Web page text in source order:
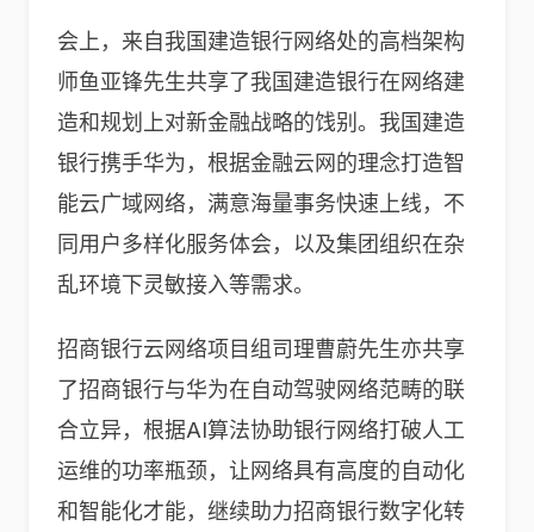
会上，来自我国建造银行网络处的高档架构
师鱼亚锋先生共享了我国建造银行在网络建
造和规划上对新金融战略的饯别。我国建造
银行携手华为，根据金融云网的理念打造智
能云广域网络，满意海量事务快速上线，不
同用户多样化服务体会，以及集团组织在杂
乱环境下灵敏接入等需求。
招商银行云网络项目组司理曹蔚先生亦共享
了招商银行与华为在自动驾驶网络范畴的联
合立异，根据AI算法协助银行网络打破人工
运维的功率瓶颈，让网络具有高度的自动化
和智能化才能，继续助力招商银行数字化转